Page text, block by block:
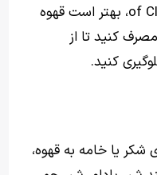
of Clinical Sleep Medicine (2015)، بهتر است قهوه
مصرف کنید تا از
کنید.
شکر یا خامه به قهوه،